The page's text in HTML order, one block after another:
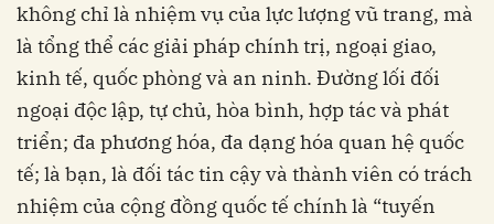
không chỉ là nhiệm vụ của lực lượng vũ trang, mà
là tổng thể các giải pháp chính trị, ngoại giao,
kinh tế, quốc phòng và an ninh. Đường lối đối
ngoại độc lập, tự chủ, hòa bình, hợp tác và phát
triển; đa phương hóa, đa dạng hóa quan hệ quốc
tế; là bạn, là đối tác tin cậy và thành viên có trách
nhiệm của cộng đồng quốc tế chính là “tuyến